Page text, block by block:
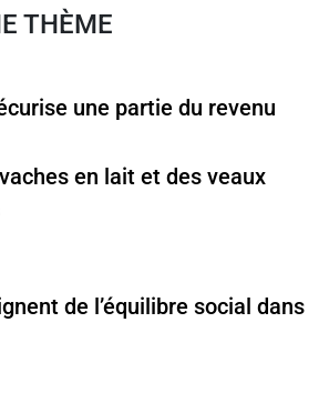
THÈME
une partie du revenu
en lait et des veaux
de l’équilibre social dans